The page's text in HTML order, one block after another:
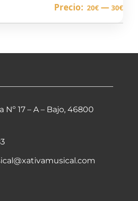
Precio: 20€ — 30€
Nº 17 – A – Bajo, 46800